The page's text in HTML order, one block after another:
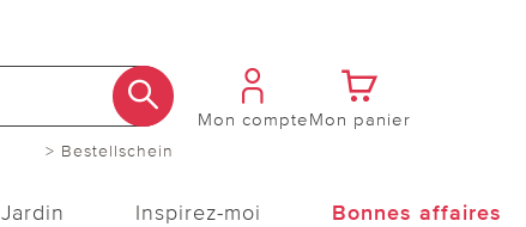
> Bestellschein
Mon compteMon panier
Jardin Inspirez-moi Bonnes affaires